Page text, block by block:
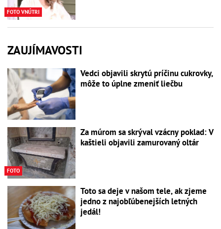
FOTO VNÚTRI
ZAUJÍMAVOSTI
Vedci objavili skrytú príčinu cukrovky,
môže to úplne zmeniť liečbu
FOTO
Za múrom sa skrýval vzácny poklad: V
kaštieli objavili zamurovaný oltár
Toto sa deje v našom tele, ak zjeme
jedno z najobľúbenejších letných
jedál!